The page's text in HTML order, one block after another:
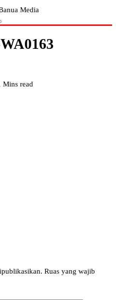
Media
Mins read
Ruas yang wajib